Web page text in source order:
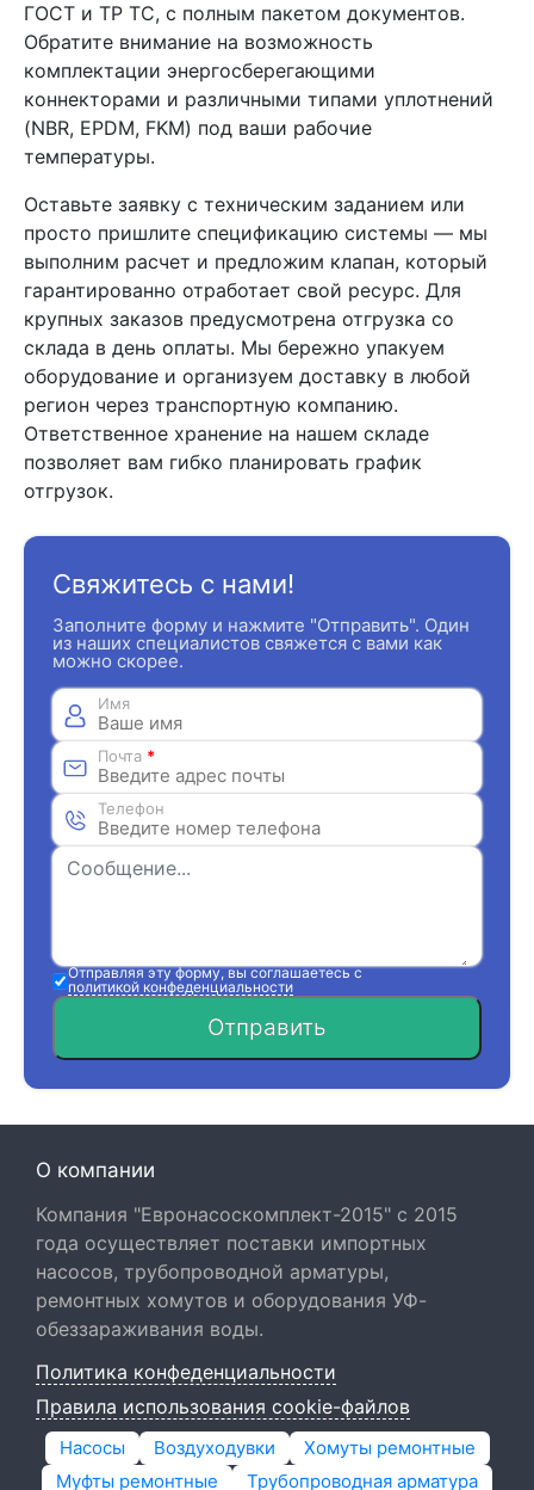
ГОСТ и ТР ТС, с полным пакетом документов.
Обратите внимание на возможность
комплектации энергосберегающими
коннекторами и различными типами уплотнений
(NBR, EPDM, FKM) под ваши рабочие
температуры.
Оставьте заявку с техническим заданием или
просто пришлите спецификацию системы — мы
выполним расчет и предложим клапан, который
гарантированно отработает свой ресурс. Для
крупных заказов предусмотрена отгрузка со
склада в день оплаты. Мы бережно упакуем
оборудование и организуем доставку в любой
регион через транспортную компанию.
Ответственное хранение на нашем складе
позволяет вам гибко планировать график
отгрузок.
Свяжитесь с нами!
Заполните форму и нажмите "Отправить". Один
из наших специалистов свяжется с вами как
можно скорее.
Имя
Почта *
Телефон
Отправляя эту форму, вы соглашаетесь с
политикой конфеденциальности
Отправить
О компании
Компания "Евронасоскомплект-2015" с 2015
года осуществляет поставки импортных
насосов, трубопроводной арматуры,
ремонтных хомутов и оборудования УФ-
обеззараживания воды.
Политика конфеденциальности
Правила использования cookie-файлов
Насосы Воздуходувки
Хомуты ремонтные
Муфты ремонтные
Трубопроводная арматура